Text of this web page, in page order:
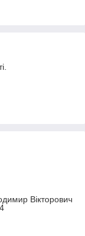
Вікторович